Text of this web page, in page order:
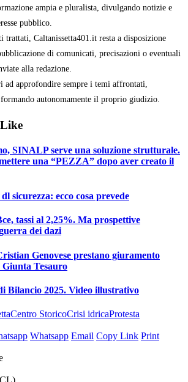
ampia e pluralista, divulgando notizie e
pubblico.
Caltanissetta401.it resta a disposizione
di comunicati, precisazioni o eventuali
alla redazione.
approfondire sempre i temi affrontati,
autonomamente il proprio giudizio.
SINALP serve una soluzione strutturale.
una “PEZZA” dopo aver creato il
sicurezza: ecco cosa prevede
tassi al 2,25%. Ma prospettive
dei dazi
Genovese prestano giuramento
Giunta Tesauro
Bilancio 2025. Video illustrativo
Centro StoricoCrisi idricaProtesta
Whatsapp Email Copy Link Print